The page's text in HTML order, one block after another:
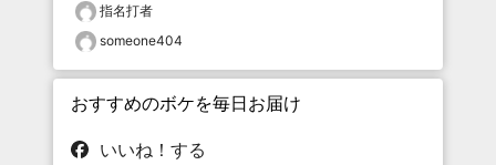
指名打者
someone404
おすすめのボケを毎日お届け
いいね！する